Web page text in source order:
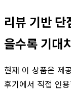
리뷰 기반 단
을수록 기대
현재 이 상품은 제
후기에서 직접 인